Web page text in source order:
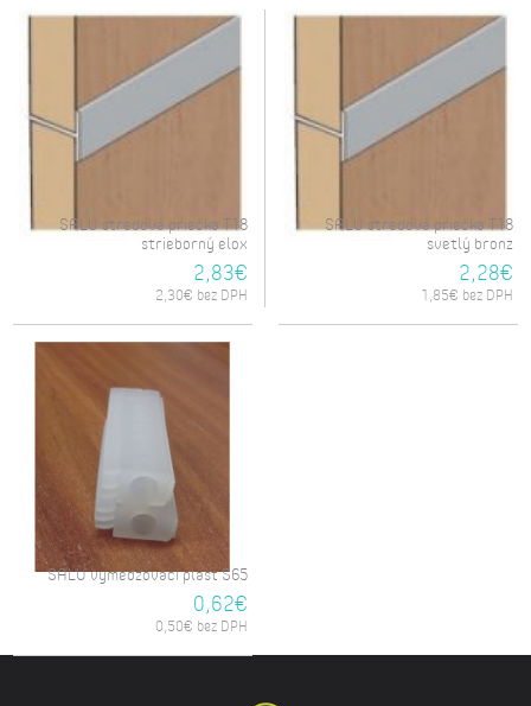
SALU stredová priečka T18
strieborný elox
2,83€
2,30€ bez DPH
SALU stredová priečka T18
svetlý bronz
2,28€
1,85€ bez DPH
SALU vymedzovací plast S65
0,62€
0,50€ bez DPH